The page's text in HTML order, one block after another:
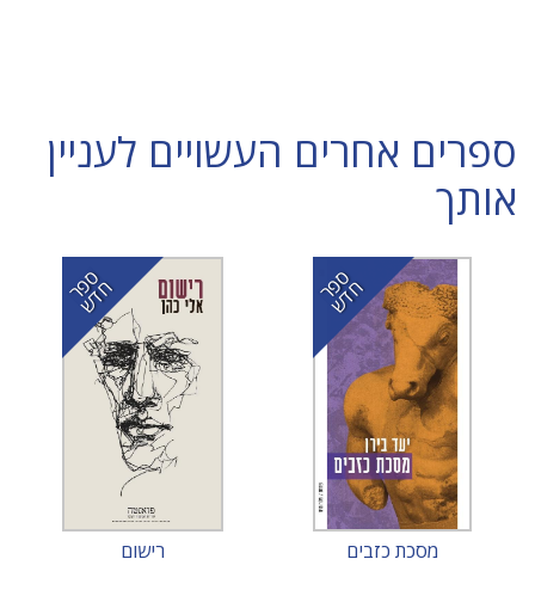
ספרים אחרים העשויים לעניין
אותך
ס
פ
ר
ח
ד
ש
מסכת כזבים
ס
פ
ר
ח
ד
ש
רישום